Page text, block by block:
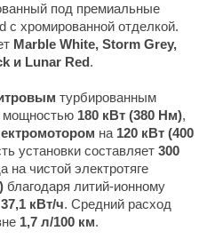
под премиальные
с хромированной отделкой.
Marble White, Storm Grey,
и Lunar Red.
турбированным
мощностью 180 кВт (380 Нм),
на 120 кВт (400
установки составляет 300
на чистой электротяге
благодаря литий-ионному
37,1 кВт/ч. Средний расход
1,7 л/100 км.